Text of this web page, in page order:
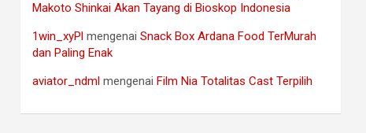
Makoto Shinkai Akan Tayang di Bioskop Indonesia
1win_xyPl mengenaiSnack Box Ardana Food TerMurah
dan Paling Enak
aviator_ndml mengenai Film Nia Totalitas Cast Terpilih